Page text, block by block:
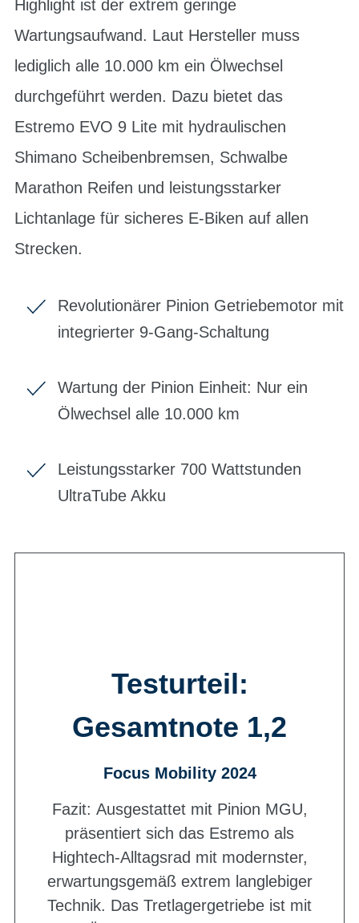
Highlight ist der extrem geringe
Wartungsaufwand. Laut Hersteller muss
lediglich alle 10.000 km ein Ölwechsel
durchgeführt werden. Dazu bietet das
Estremo EVO 9 Lite mit hydraulischen
Shimano Scheibenbremsen, Schwalbe
Marathon Reifen und leistungsstarker
Lichtanlage für sicheres E-Biken auf allen
Strecken.
Revolutionärer Pinion Getriebemotor mit
integrierter 9-Gang-Schaltung
Wartung der Pinion Einheit: Nur ein
Ölwechsel alle 10.000 km
Leistungsstarker 700 Wattstunden
UltraTube Akku
Testurteil:
Gesamtnote 1,2
Focus Mobility 2024
Fazit: Ausgestattet mit Pinion MGU,
präsentiert sich das Estremo als
Hightech-Alltagsrad mit modernster,
erwartungsgemäß extrem langlebiger
Technik. Das Tretlagergetriebe ist mit